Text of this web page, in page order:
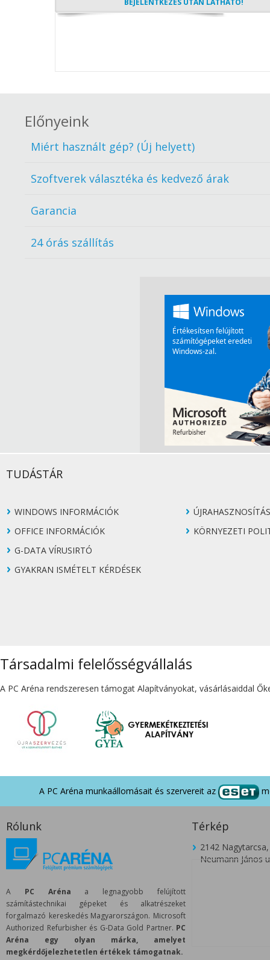
BEJELENTKEZÉS UTÁN LÁTHATÓ!
Előnyeink
Miért használt gép? (Új helyett)
Szoftverek választéka és kedvező árak
Garancia
24 órás szállítás
TUDÁSTÁR
WINDOWS INFORMÁCIÓK
OFFICE INFORMÁCIÓK
G-DATA VÍRUSIRTÓ
GYAKRAN ISMÉTELT KÉRDÉSEK
ÚJRAHASZNOSÍTÁS
KÖRNYEZETI
Társadalmi felelősségvállalás
A PC Aréna rendszeresen támogat Alapítványokat, vásárlásaiddal
A PC Aréna munkaállomásait és szervereit az
Rólunk Térkép
A PC Aréna a legnagyobb felújított
számítástechnikai gépeket és alkatrészeket
forgalmazó kereskedés Magyarországon. Microsoft
Authorized Refurbisher és G-Data Gold Partner. PC
Aréna egy olyan márka, amelyet
megkérdőjelezhetetlen értékek támogatnak.
2142 Nagytarcsa,
Neumann János